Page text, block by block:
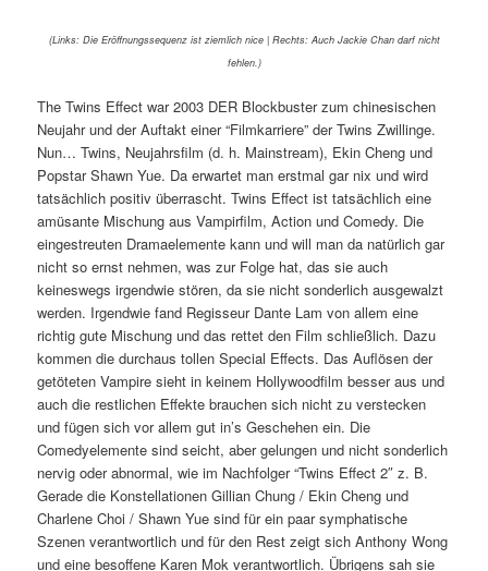
(Links: Die Eröffnungssequenz ist ziemlich nice | Rechts: Auch Jackie Chan darf nicht
fehlen.)
The Twins Effect war 2003 DER Blockbuster zum chinesischen
Neujahr und der Auftakt einer “Filmkarriere” der Twins Zwillinge.
Nun… Twins, Neujahrsfilm (d. h. Mainstream), Ekin Cheng und
Popstar Shawn Yue. Da erwartet man erstmal gar nix und wird
tatsächlich positiv überrascht. Twins Effect ist tatsächlich eine
amüsante Mischung aus Vampirfilm, Action und Comedy. Die
eingestreuten Dramaelemente kann und will man da natürlich gar
nicht so ernst nehmen, was zur Folge hat, das sie auch
keineswegs irgendwie stören, da sie nicht sonderlich ausgewalzt
werden. Irgendwie fand Regisseur Dante Lam von allem eine
richtig gute Mischung und das rettet den Film schließlich. Dazu
kommen die durchaus tollen Special Effects. Das Auflösen der
getöteten Vampire sieht in keinem Hollywoodfilm besser aus und
auch die restlichen Effekte brauchen sich nicht zu verstecken
und fügen sich vor allem gut in’s Geschehen ein. Die
Comedyelemente sind seicht, aber gelungen und nicht sonderlich
nervig oder abnormal, wie im Nachfolger “Twins Effect 2″ z. B.
Gerade die Konstellationen Gillian Chung / Ekin Cheng und
Charlene Choi / Shawn Yue sind für ein paar symphatische
Szenen verantwortlich und für den Rest zeigt sich Anthony Wong
und eine besoffene Karen Mok verantwortlich. Übrigens sah sie